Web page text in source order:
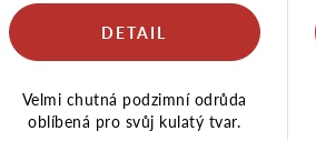
Velmi chutná podzimní odrůda
oblíbená pro svůj kulatý tvar.